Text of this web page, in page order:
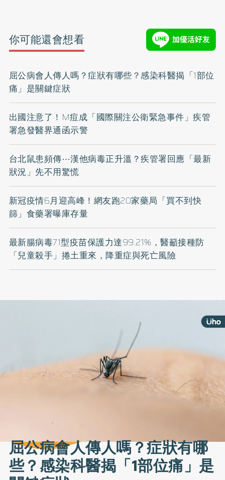
你可能還會想看
屈公病會人傳人嗎？症狀有哪些？感染科醫揭「1部位
痛」是關鍵症狀
出國注意了！M痘成「國際關注公衛緊急事件」疾管
署急發醫界通函示警
台北鼠患頻傳⋯漢他病毒正升溫？疾管署回應「最新
狀況」先不用驚慌
新冠疫情6月迎高峰！網友跑20家藥局「買不到快
篩」食藥署曝庫存量
最新腸病毒71型疫苗保護力達99.21%，醫籲接種防
「兒童殺手」捲土重來，降重症與死亡風險
屈公病會人傳人嗎？症狀有哪
些？感染科醫揭「1部位痛」是